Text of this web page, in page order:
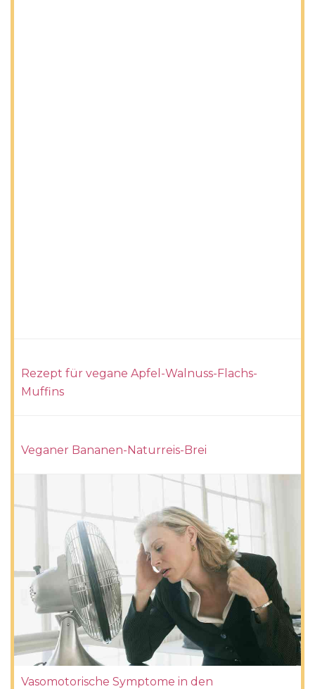
Rezept für vegane Apfel-Walnuss-Flachs-
Muffins
Veganer Bananen-Naturreis-Brei
Vasomotorische Symptome in den